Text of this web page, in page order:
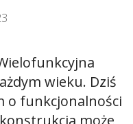
wieku. Dziś
o funkcjonalności
może